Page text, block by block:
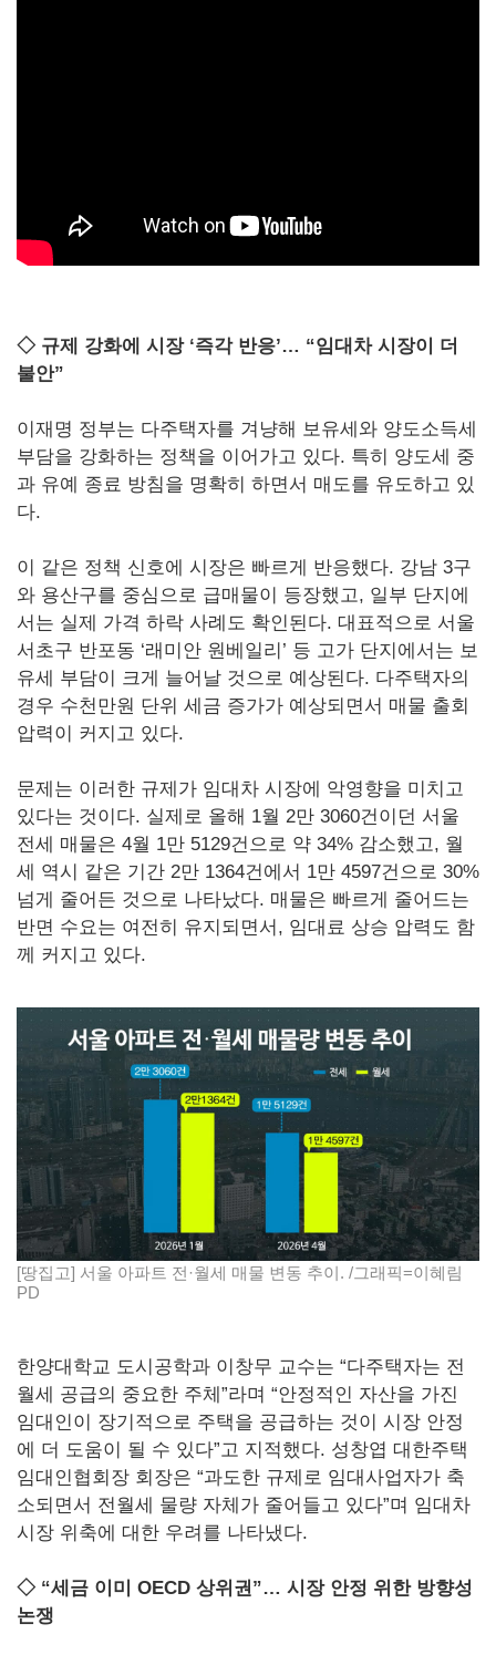
◇ 규제 강화에 시장 ‘즉각 반응’… “임대차 시장이 더
불안”
이재명 정부는 다주택자를 겨냥해 보유세와 양도소득세
부담을 강화하는 정책을 이어가고 있다. 특히 양도세 중
과 유예 종료 방침을 명확히 하면서 매도를 유도하고 있
다.
이 같은 정책 신호에 시장은 빠르게 반응했다. 강남 3구
와 용산구를 중심으로 급매물이 등장했고, 일부 단지에
서는 실제 가격 하락 사례도 확인된다. 대표적으로 서울
서초구 반포동 ‘래미안 원베일리’ 등 고가 단지에서는 보
유세 부담이 크게 늘어날 것으로 예상된다. 다주택자의
경우 수천만원 단위 세금 증가가 예상되면서 매물 출회
압력이 커지고 있다.
문제는 이러한 규제가 임대차 시장에 악영향을 미치고
있다는 것이다. 실제로 올해 1월 2만 3060건이던 서울
전세 매물은 4월 1만 5129건으로 약 34% 감소했고, 월
세 역시 같은 기간 2만 1364건에서 1만 4597건으로 30%
넘게 줄어든 것으로 나타났다. 매물은 빠르게 줄어드는
반면 수요는 여전히 유지되면서, 임대료 상승 압력도 함
께 커지고 있다.
[땅집고] 서울 아파트 전·월세 매물 변동 추이. /그래픽=이혜림
PD
한양대학교 도시공학과 이창무 교수는 “다주택자는 전
월세 공급의 중요한 주체”라며 “안정적인 자산을 가진
임대인이 장기적으로 주택을 공급하는 것이 시장 안정
에 더 도움이 될 수 있다”고 지적했다. 성창엽 대한주택
임대인협회장 회장은 “과도한 규제로 임대사업자가 축
소되면서 전월세 물량 자체가 줄어들고 있다”며 임대차
시장 위축에 대한 우려를 나타냈다.
◇ “세금 이미 OECD 상위권”… 시장 안정 위한 방향성
논쟁